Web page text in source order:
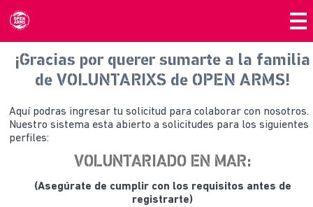
¡Gracias por querer sumarte a la familia
de VOLUNTARIXS de OPEN ARMS!
Aquí podras ingresar tu solicitud para colaborar con nosotros.
Nuestro sistema esta abierto a solicitudes para los siguientes
perfiles:
VOLUNTARIADO EN MAR:
(Asegúrate de cumplir con los requisitos antes de
registrarte)